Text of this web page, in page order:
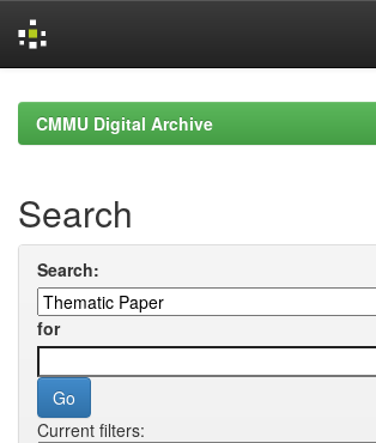
navigationCMMU Digital Archive
Search
Search:
for
Current filters: